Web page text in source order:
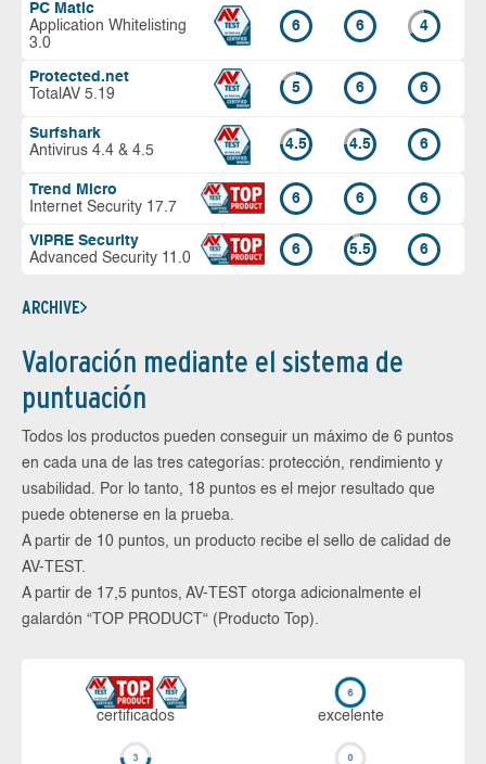
PC Matic
Application Whitelisting
3.0
6 6 4
Protected.net
TotalAV 5.19
5 6 6
Surfshark
Antivirus 4.4 & 4.5
4.5 4.5 6
Trend Micro
Internet Security 17.7
6 6 6
VIPRE Security
Advanced Security 11.0
6 5.5 6
ARCHIVE
Valoración mediante el sistema de
puntuación
Todos los productos pueden conseguir un máximo de 6 puntos
en cada una de las tres categorías: protección, rendimiento y
usabilidad. Por lo tanto, 18 puntos es el mejor resultado que
puede obtenerse en la prueba.
A partir de 10 puntos, un producto recibe el sello de calidad de
AV-TEST.
A partir de 17,5 puntos, AV-TEST otorga adicionalmente el
galardón “TOP PRODUCT“ (Producto Top).
certi­ficados ex­ce­len­te